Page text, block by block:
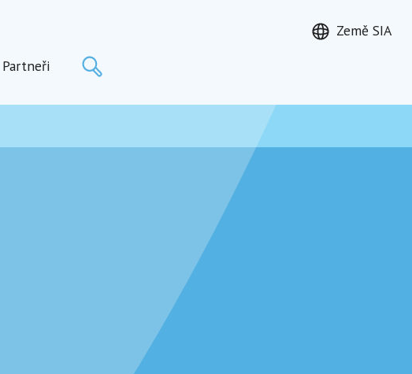
Partneři
Země SIA